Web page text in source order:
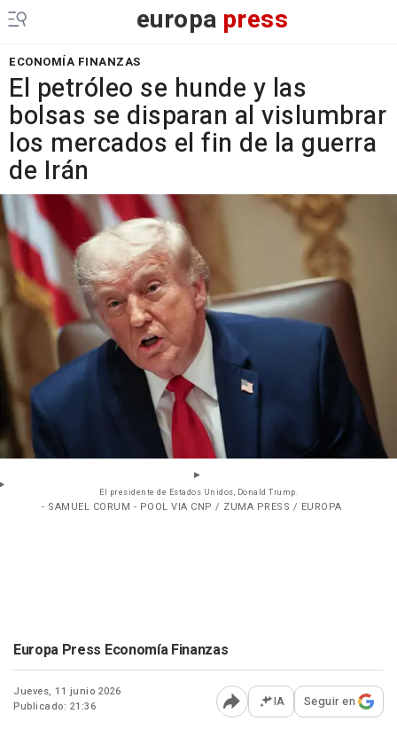
europa press
ECONOMÍA FINANZAS
El petróleo se hunde y las
bolsas se disparan al vislumbrar
los mercados el fin de la guerra
de Irán
El presidente de Estados Unidos, Donald Trump.
- SAMUEL CORUM - POOL VIA CNP / ZUMA PRESS / EUROPA
Europa Press Economía Finanzas
Jueves, 11 junio 2026
Publicado: 21:36
Abrir opciones para
IA Seguir en